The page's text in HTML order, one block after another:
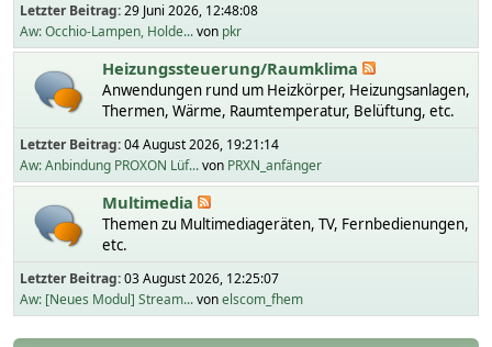
Letzter Beitrag:29 Juni 2026, 12:48:08
Aw: Occhio-Lampen, Holde...von pkr
Heizungssteuerung/Raumklima
Anwendungen rund um Heizkörper, Heizungsanlagen,
Thermen, Wärme, Raumtemperatur, Belüftung, etc.
Letzter Beitrag:04 August 2026, 19:21:14
Aw: Anbindung PROXON Lüf...von PRXN_anfänger
Multimedia
Themen zu Multimediageräten, TV, Fernbedienungen,
etc.
Letzter Beitrag:03 August 2026, 12:25:07
Aw: [Neues Modul] Stream...vonelscom_fhem